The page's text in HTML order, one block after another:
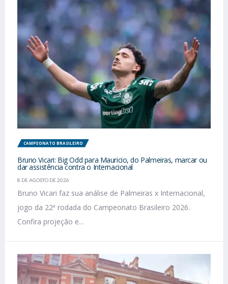
CAMPEONATO BRASILEIRO
Bruno Vicari: Big Odd para Mauricio, do Palmeiras, marcar ou
dar assistência contra o Internacional
8 DE AGOSTO DE 2026
Bruno Vicari faz sua análise de Palmeiras x Internacional,
jogo da 22ª rodada do Campeonato Brasileiro 2026.
Confira projeção e...